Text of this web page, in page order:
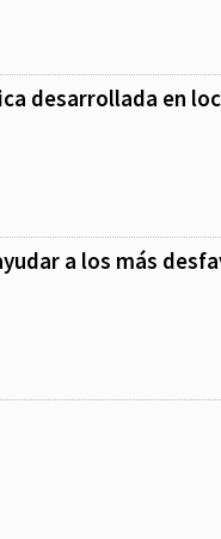
desarrollada en
a los más